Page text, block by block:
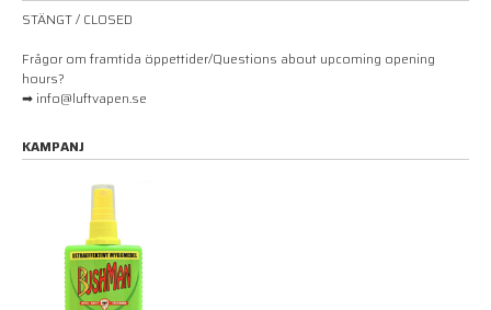
STÄNGT / CLOSED
Frågor om framtida öppettider/Questions about upcoming opening
hours?
➡ info@luftvapen.se
KAMPANJ